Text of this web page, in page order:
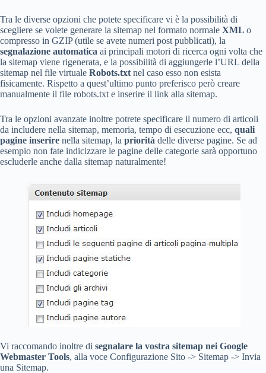
Tra le diverse opzioni che potete specificare vi è la possibilità di
scegliere se volete generare la sitemap nel formato normale XML o
compresso in GZIP (utile se avete numeri post pubblicati), la
segnalazione automatica ai principali motori di ricerca ogni volta che
la sitemap viene rigenerata, e la possibilità di aggiungerle l’URL della
sitemap nel file virtuale Robots.txt nel caso esso non esista
fisicamente. Rispetto a quest’ultimo punto preferisco però creare
manualmente il file robots.txt e inserire il link alla sitemap.
Tra le opzioni avanzate inoltre potrete specificare il numero di articoli
da includere nella sitemap, memoria, tempo di esecuzione ecc, quali
pagine inserire nella sitemap, la priorità delle diverse pagine. Se ad
esempio non fate indicizzare le pagine delle categorie sarà opportuno
escluderle anche dalla sitemap naturalmente!
Vi raccomando inoltre di segnalare la vostra sitemap nei Google
Webmaster Tools, alla voce Configurazione Sito -> Sitemap -> Invia
una Sitemap.